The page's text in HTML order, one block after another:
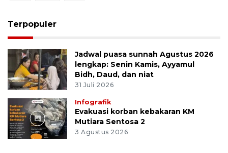
Terpopuler
Jadwal puasa sunnah Agustus 2026
lengkap: Senin Kamis, Ayyamul
Bidh, Daud, dan niat
31 Juli 2026
Infografik
Evakuasi korban kebakaran KM
Mutiara Sentosa 2
3 Agustus 2026